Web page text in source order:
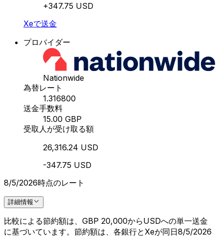
+347.75 USD
Xeで送金
プロバイダー
Nationwide
為替レート
1.316800
送金手数料
15.00 GBP
受取人が受け取る額
26,316.24 USD
-347.75 USD
8/5/2026時点のレート
詳細情報
比較による節約額は、GBP 20,000からUSDへの単一送金
に基づいています。節約額は、各銀行とXeが同日8/5/2026